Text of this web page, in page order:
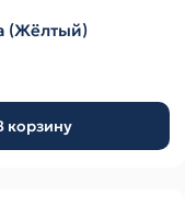
(Жёлтый)
корзину